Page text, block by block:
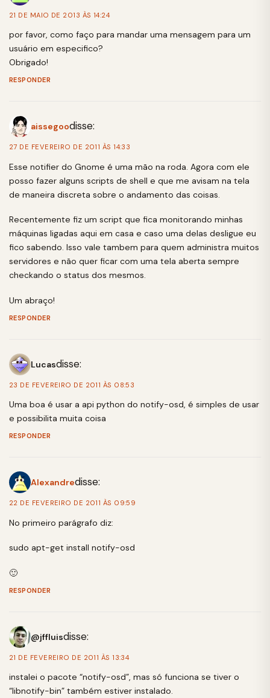
21 DE MAIO DE 2013 ÀS 14:24
por favor, como faço para mandar uma mensagem para um
usuário em especifico?
Obrigado!
RESPONDER
aissegoodisse:
27 DE FEVEREIRO DE 2011 ÀS 14:33
Esse notifier do Gnome é uma mão na roda. Agora com ele
posso fazer alguns scripts de shell e que me avisam na tela
de maneira discreta sobre o andamento das coisas.
Recentemente fiz um script que fica monitorando minhas
máquinas ligadas aqui em casa e caso uma delas desligue eu
fico sabendo. Isso vale tambem para quem administra muitos
servidores e não quer ficar com uma tela aberta sempre
checkando o status dos mesmos.
Um abraço!
RESPONDER
Lucasdisse:
23 DE FEVEREIRO DE 2011 ÀS 08:53
Uma boa é usar a api python do notify-osd, é simples de usar
e possibilita muita coisa
RESPONDER
Alexandredisse:
22 DE FEVEREIRO DE 2011 ÀS 09:59
No primeiro parágrafo diz:
sudo apt-get install notify-osd
🙂
RESPONDER
@jffluisdisse:
21 DE FEVEREIRO DE 2011 ÀS 13:34
instalei o pacote “notify-osd”, mas só funciona se tiver o
“libnotify-bin” também estiver instalado.